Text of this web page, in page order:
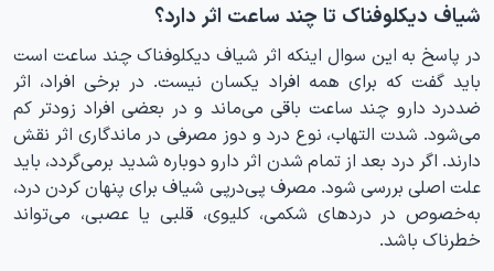
شیاف دیکلوفناک تا چند ساعت اثر دارد؟
در پاسخ به این سوال اینکه اثر شیاف دیکلوفناک چند ساعت است
باید گفت که برای همه افراد یکسان نیست. در برخی افراد، اثر
ضددرد دارو چند ساعت باقی می‌ماند و در بعضی افراد زودتر کم
می‌شود. شدت التهاب، نوع درد و دوز مصرفی در ماندگاری اثر نقش
دارند. اگر درد بعد از تمام شدن اثر دارو دوباره شدید برمی‌گردد، باید
علت اصلی بررسی شود. مصرف پی‌درپی شیاف برای پنهان کردن درد،
به‌خصوص در دردهای شکمی، کلیوی، قلبی یا عصبی، می‌تواند
خطرناک باشد.